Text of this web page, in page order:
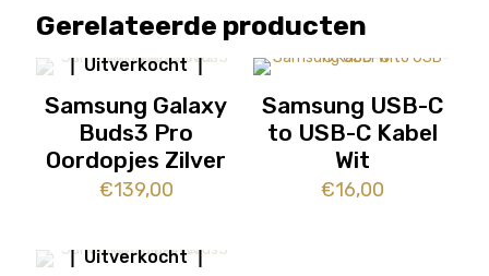
Gerelateerde producten
Uitverkocht
Samsung Galaxy
Buds3 Pro
Oordopjes Zilver
€139,00
Samsung USB-C
to USB-C Kabel
Wit
€16,00
Uitverkocht